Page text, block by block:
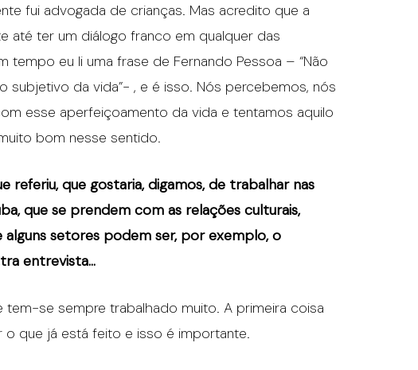
fui advogada de crianças. Mas acredito que a
até ter um diálogo franco em qualquer das
tempo eu li uma frase de Fernando Pessoa – “Não
subjetivo da vida”- , e é isso. Nós percebemos, nós
esse aperfeiçoamento da vida e tentamos aquilo
bom nesse sentido.
referiu, que gostaria, digamos, de trabalhar nas
que se prendem com as relações culturais,
alguns setores podem ser, por exemplo, o
entrevista…
tem-se sempre trabalhado muito. A primeira coisa
que já está feito e isso é importante.